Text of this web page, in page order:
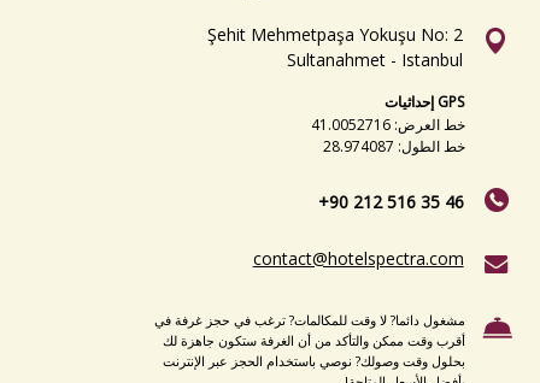
Şehit Mehmetpaşa Yokuşu No: 2
Sultanahmet - Istanbul
GPS إحداثيات
خط العرض: 41.0052716
خط الطول: 28.974087
+90 212 516 35 46
contact@hotelspectra.com
مشغول دائما? لا وقت للمكالمات? ترغب في حجز غرفة في
أقرب وقت ممكن والتأكد من أن الغرفة ستكون جاهزة لك
بحلول وقت وصولك? نوصي باستخدام الحجز عبر الإنترنت